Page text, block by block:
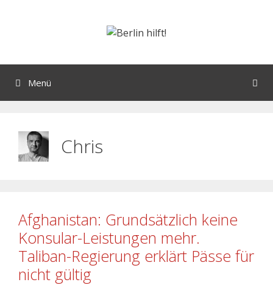
Menü
Chris
Afghanistan: Grundsätzlich keine
Konsular-Leistungen mehr.
Taliban-Regierung erklärt Pässe für
nicht gültig